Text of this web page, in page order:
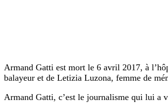
Armand Gatti est mort le 6 avril 2017, à
balayeur et de Letizia Luzona, femme de
Armand Gatti, c’est le journalisme qui lui a